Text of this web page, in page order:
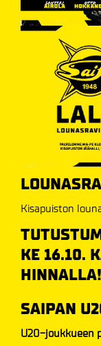
Kisapuiston
KE 16.10.
HINNALLA!
SAIPAN
U20-joukkueen